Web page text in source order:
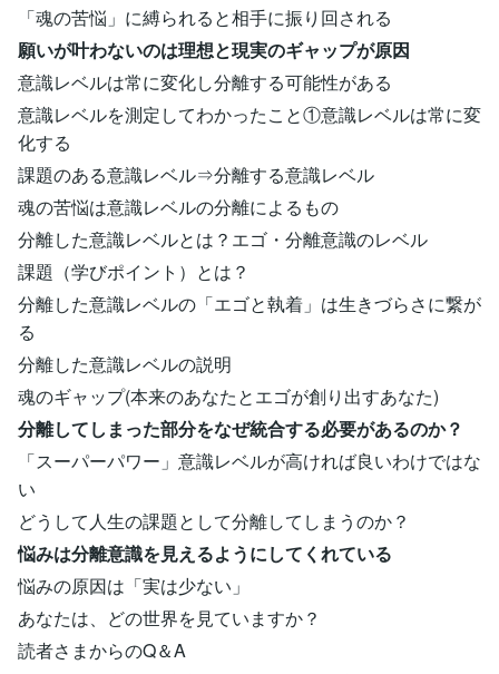
「魂の苦悩」に縛られると相手に振り回される
願いが叶わないのは理想と現実のギャップが原因
意識レベルは常に変化し分離する可能性がある
意識レベルを測定してわかったこと①意識レベルは常に変
化する
課題のある意識レベル⇒分離する意識レベル
魂の苦悩は意識レベルの分離によるもの
分離した意識レベルとは？エゴ・分離意識のレベル
課題（学びポイント）とは？
分離した意識レベルの「エゴと執着」は生きづらさに繋が
る
分離した意識レベルの説明
魂のギャップ(本来のあなたとエゴが創り出すあなた)
分離してしまった部分をなぜ統合する必要があるのか？
「スーパーパワー」意識レベルが高ければ良いわけではな
い
どうして人生の課題として分離してしまうのか？
悩みは分離意識を見えるようにしてくれている
悩みの原因は「実は少ない」
あなたは、どの世界を見ていますか？
読者さまからのQ＆A